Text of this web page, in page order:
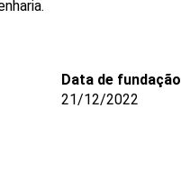
Data de fundação
21/12/2022